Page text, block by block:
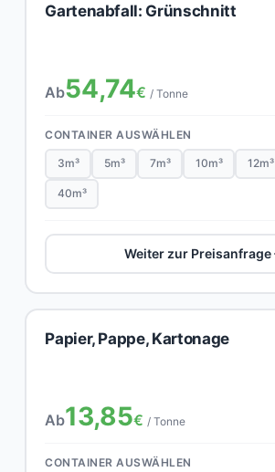
Gartenabfall: Grünschnitt
Ab54,74€ / Tonne
CONTAINER AUSWÄHLEN
3m³ 5m³ 7m³ 10m³ 12m³
40m³
Weiter zur Preisanfrage
Papier, Pappe, Kartonage
Ab13,85€ / Tonne
CONTAINER AUSWÄHLEN